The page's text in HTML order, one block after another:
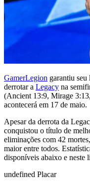
GamerLegion garantiu
derrotar a Legacy na
(Ancient 13:9, Mirage
acontecerá em 17 de maio.
Apesar da derrota da
conquistou o título de
eliminações com 42
maior entre todos.
disponíveis abaixo e neste
undefined Placar